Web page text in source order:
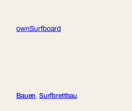
springen
ownSurfboard
Bauen, Surfbrettbau